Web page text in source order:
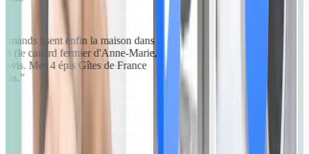
lisent enfin la maison dans
(le canard fermier d'Anne-Marie,
avis. Mes 4 épis Gîtes de France
”